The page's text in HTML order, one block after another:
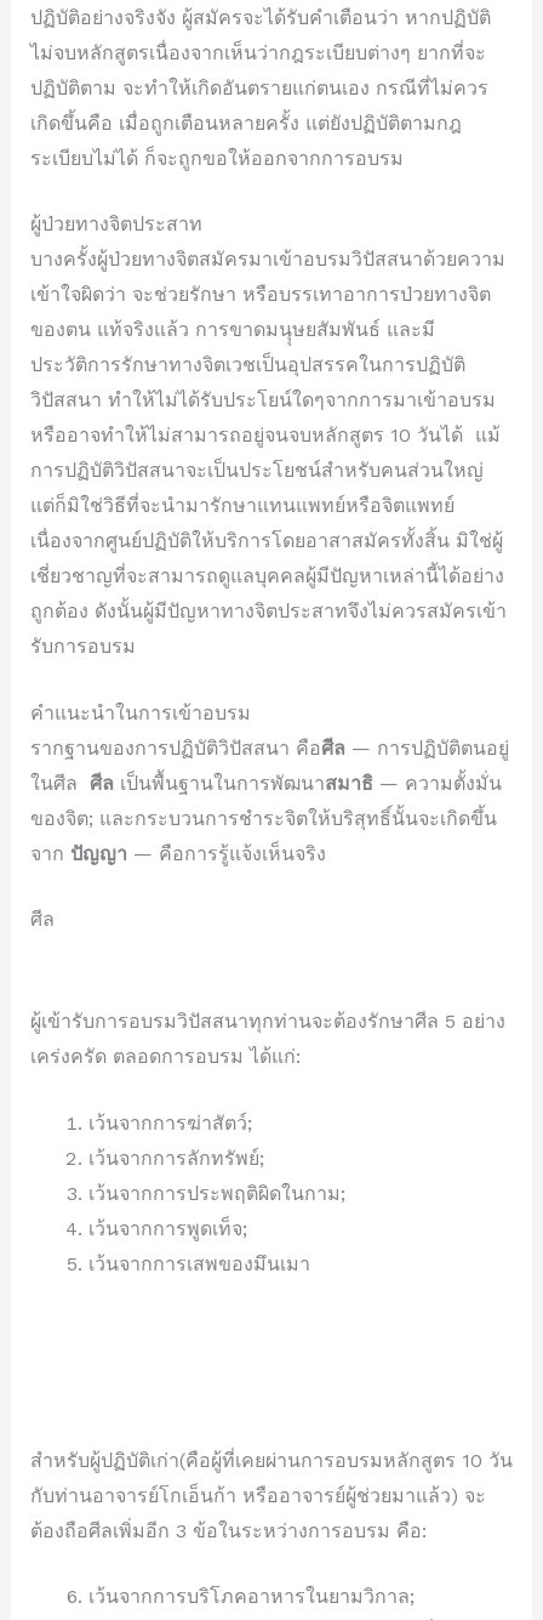
ปฏิบัติอย่างจริงจัง ผู้สมัครจะได้รับคำเตือนว่า หากปฏิบัติ
ไม่จบหลักสูตรเนื่องจากเห็นว่ากฎระเบียบต่างๆ ยากที่จะ
ปฏิบัติตาม จะทำให้เกิดอันตรายแก่ตนเอง กรณีที่ไม่ควร
เกิดขึ้นคือ เมื่อถูกเตือนหลายครั้ง แต่ยังปฏิบัติตามกฎ
ระเบียบไม่ได้ ก็จะถูกขอให้ออกจากการอบรม
ผู้ป่วยทางจิตประสาท
บางครั้งผู้ป่วยทางจิตสมัครมาเข้าอบรมวิปัสสนาด้วยความ
เข้าใจผิดว่า จะช่วยรักษา หรือบรรเทาอาการป่วยทางจิต
ของตน แท้จริงแล้ว การขาดมนุุษยสัมพันธ์ และมี
ประวัติการรักษาทางจิตเวชเป็นอุปสรรคในการปฏิบัติ
วิปัสสนา ทำให้ไม่ได้รับประโยน์ใดๆจากการมาเข้าอบรม
หรืออาจทำให้ไม่สามารถอยู่จนจบหลักสูตร 10 วันได้ แม้
การปฏิบัติวิปัสสนาจะเป็นประโยชน์สำหรับคนส่วนใหญ่
แต่ก็มิใช่วิธีที่จะนำมารักษาแทนแพทย์หรือจิตแพทย์
เนื่องจากศูนย์ปฏิบัติให้บริการโดยอาสาสมัครทั้งสิ้น มิใช่ผู้
เชี่ยวชาญที่จะสามารถดูแลบุคคลผู้มีปัญหาเหล่านี้ได้อย่าง
ถูกต้อง ดังนั้นผู้มีปัญหาทางจิตประสาทจึงไม่ควรสมัครเข้า
รับการอบรม
คำแนะนำในการเข้าอบรม
รากฐานของการปฏิบัติวิปัสสนา คือศีล — การปฏิบัติตนอยู่
ในศีล ศีล เป็นพื้นฐานในการพัฒนาสมาธิ — ความตั้งมั่น
ของจิต; และกระบวนการชำระจิตให้บริสุทธิ์นั้นจะเกิดขึ้น
จาก ปัญญา — คือการรู้แจ้งเห็นจริง
ศีล
ผู้เข้ารับการอบรมวิปัสสนาทุกท่านจะต้องรักษาศีล 5 อย่าง
เคร่งครัด ตลอดการอบรม ได้แก่:
เว้นจากการฆ่าสัตว์;
เว้นจากการลักทรัพย์;
เว้นจากการประพฤติผิดในกาม;
เว้นจากการพูดเท็จ;
เว้นจากการเสพของมึนเมา
สำหรับผู้ปฏิบัติเก่า(คือผู้ที่เคยผ่านการอบรมหลักสูตร 10 วัน
กับท่านอาจารย์โกเอ็นก้า หรืออาจารย์ผู้ช่วยมาแล้ว) จะ
ต้องถือศีลเพิ่มอีก 3 ข้อในระหว่างการอบรม คือ:
เว้นจากการบริโภคอาหารในยามวิกาล;